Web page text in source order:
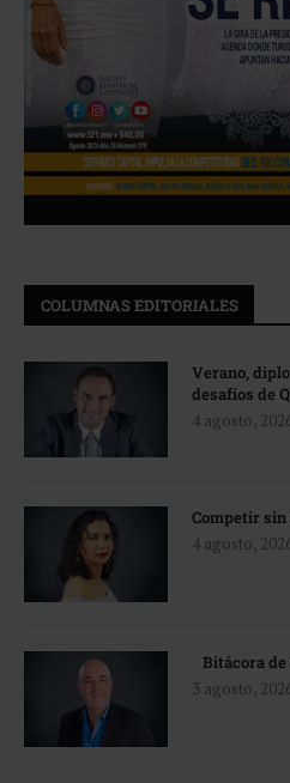
COLUMNAS EDITORIALES
Verano,
desafíos de
4 agosto,
Competir sin
4 agosto,
Bitácora
3 agosto,